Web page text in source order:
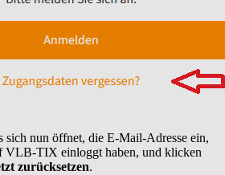
sich nun öffnet, die E-Mail-Adresse ein,
VLB-TIX einloggt haben, und klicken
zurücksetzen.